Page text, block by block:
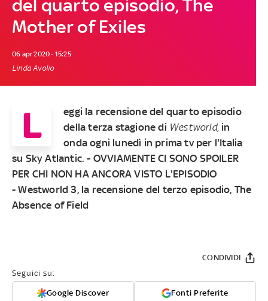
del quarto episodio, The
Mother of Exiles
06 apr 2020 - 15:25
Linda Avolio
L
eggi la recensione del quarto episodio
della terza stagione di Westworld, in
onda ogni lunedì in prima tv per l'Italia
su Sky Atlantic. - OVVIAMENTE CI SONO SPOILER
PER CHI NON HA ANCORA VISTO L'EPISODIO
-Westworld 3, la recensione del terzo episodio, The
Absence of Field
Seguici su:
Google Discover Fonti Preferite
CONDIVIDI